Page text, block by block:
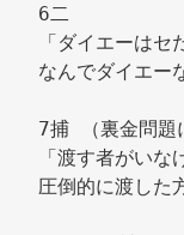
6二
「ダイエーは
なんでダイエー
7捕 （裏金問題
「渡す者がいな
圧倒的に渡した